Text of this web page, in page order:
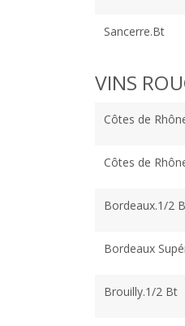
Sancerre.Bt
VINS
Côtes de
Côtes de
Bordeaux.1/2
Bordeaux
Brouilly.1/2 Bt